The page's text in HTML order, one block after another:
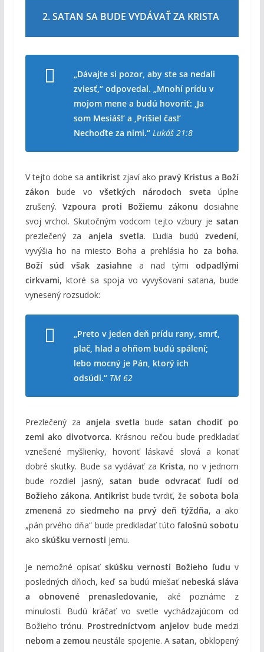
2. SATAN SA BUDE VYDÁVAŤ ZA KRISTA
„Dávajte si pozor, aby ste sa nedali
zviesť,“ odpovedal. „Mnohí prídu v
mojom mene a budú hovoriť: ‚Ja
som Mesiáš!‘ a ‚Prišiel čas!‘
Nechoďte za nimi.“ Lukáš 21:8
V tejto dobe sa antikrist zjaví ako pravý Kristus a Boží
zákon bude vo všetkých národoch sveta úplne
zrušený. Vzpoura proti Božiemu zákonu dosiahne
svoj vrchol. Skutočným vodcom tejto vzbury jesatan
prezlečený zaanjela svetla. Ľudia budúzvedení,
vyvýšia ho na miesto Boha a prehlásia ho za boha.
Boží súd však zasiahnea nad týmiodpadlými
cirkvami, ktoré sa spoja vo vyvyšovaní satana, bude
vynesený rozsudok:
„Preto v jeden deň prídu rany, smrť,
plač, hlad a ohňom budú spálení;
lebo mocný je Pán, ktorý ich
odsúdi.“ TM 62
Prezlečený za anjela svetla budesatan chodiť po
zemi ako divotvorca. Krásnou rečou bude predkladať
vznešené myšlienky, hovoriť láskavé slová a konať
dobré skutky. Bude sa vydávať za Krista, no v jednom
bude rozdiel jasný,satan bude odvracať ľudí od
Božieho zákona. Antikrist bude tvrdiť, žesobota bola
zmenená zo siedmeho na prvý deň týždňa, a ako
„pán prvého dňa“ bude predkladať túto falošnú sobotu
ako skúšku vernosti jemu.
Je nemožné opísať skúšku vernosti Božieho ľudu v
posledných dňoch, keď sa budú miešať nebeská sláva
a obnovené prenasledovanie, aké poznáme z
minulosti. Budú kráčať vo svetle vychádzajúcom od
Božieho trónu. Prostredníctvom anjelovbude medzi
nebom a zemou neustále spojenie. Asatan, obklopený